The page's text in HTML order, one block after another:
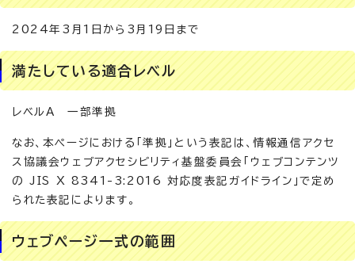
2024年3月1日から3月19日まで
満たしている適合レベル
レベルA 一部準拠
なお、本ページにおける「準拠」という表記は、情報通信アクセ
ス協議会ウェブアクセシビリティ基盤委員会「ウェブコンテンツ
の JIS X 8341-3:2016 対応度表記ガイドライン」で定め
られた表記によります。
ウェブページ一式の範囲